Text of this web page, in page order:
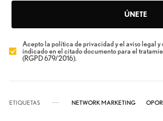
ÚNETE
Acepto la política de privacidad y el aviso legal y
indicado en el citado documento para el
(RGPD 679/2016).
ETIQUETAS NETWORK MARKETING